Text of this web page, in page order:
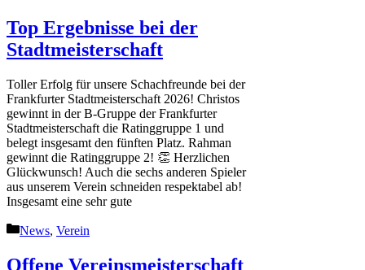
Top Ergebnisse bei der
Stadtmeisterschaft
Toller Erfolg für unsere Schachfreunde bei der
Frankfurter Stadtmeisterschaft 2026! Christos
gewinnt in der B-Gruppe der Frankfurter
Stadtmeisterschaft die Ratinggruppe 1 und
belegt insgesamt den fünften Platz. Rahman
gewinnt die Ratinggruppe 2! 👏 Herzlichen
Glückwunsch! Auch die sechs anderen Spieler
aus unserem Verein schneiden respektabel ab!
Insgesamt eine sehr gute
Kategorien
News, Verein
Offene Vereinsmeisterschaft